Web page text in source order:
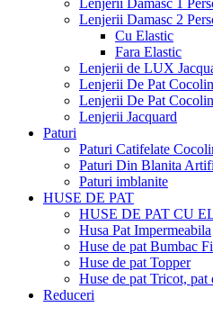
Lenjerii Damasc 1
Lenjerii Damasc 2
Cu Elastic
Fara Elastic
Lenjerii de LUX
Lenjerii De Pat
Lenjerii De Pat
Lenjerii Jacquard
Paturi
Paturi Catifelate
Paturi Din Blanita
Paturi imblanite
HUSE DE PAT
HUSE DE PAT CU
Husa Pat Impermeabila
Huse de pat Bumbac
Huse de pat Topper
Huse de pat Tricot, pat
Reduceri